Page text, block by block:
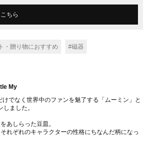
ちら
・贈り物におすすめ #磁器
My
でなく世界中のファンを魅了する「ムーミン」と
ました。
あしらった豆皿。
れぞれのキャラクターの性格にちなんだ柄になっ